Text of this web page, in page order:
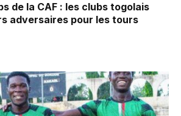
de la CAF : les clubs togolais
adversaires pour les tours